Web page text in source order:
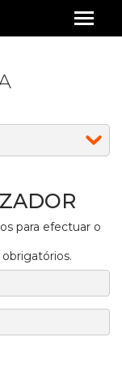
para efectuar o